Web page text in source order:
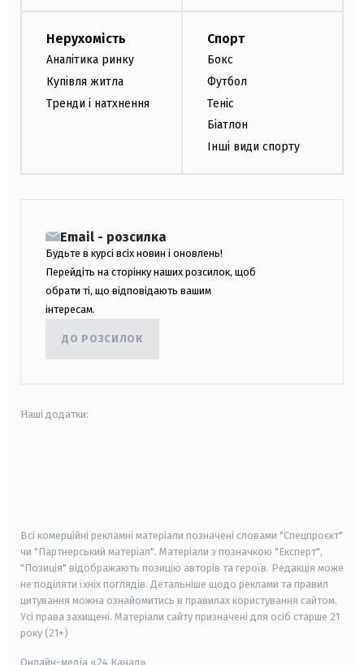
Нерухомість
Аналітика ринку
Купівля житла
Тренди і натхнення
Спорт
Бокс
Футбол
Теніс
Біатлон
Інші види спорту
Email - розсилка
Будьте в курсі всіх новин і оновлень!
Перейдіть на сторінку наших розсилок, щоб
обрати ті, що відповідають вашим
інтересам.
ДО РОЗСИЛОК
Наші додатки:
Всі комерційні рекламні матеріали позначені словами "Спецпроєкт"
чи "Партнерський матеріал". Матеріали з позначкою "Експерт",
"Позиція" відображають позицію авторів та героїв. Редакція може
не поділяти їхніх поглядів. Детальніше щодо реклами та правил
цитування можна ознайомитись в правилах користування сайтом.
Усі права захищені. Матеріали сайту призначені для осіб старше 21
року (21+)
Онлайн-медіа «24 Канал»